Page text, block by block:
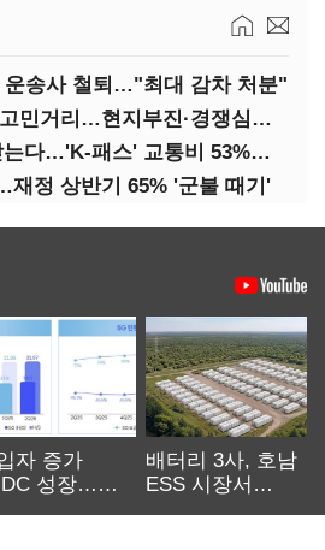
운송사 철퇴…"최대 감차 처분"
'중화권 리스크'도 고민거리…현지부진·경쟁심화·양안냉각
대중교통비 돌려받는다…'K-패스' 교통비 53%까지 환급
재정 상반기 65% '군불 때기'
자 증가
성장…
배터리 3사, 호남
ESS 시장서